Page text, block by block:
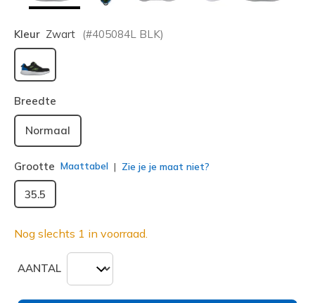
Kleur Zwart (#405084L BLK)
geselecteerd
Breedte
Normaal
Grootte Maattabel Zie je je maat niet?
35.5
Nog slechts 1 in voorraad.
AANTAL